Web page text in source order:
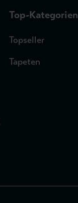
Top-Kategorien
Topseller
Tapeten